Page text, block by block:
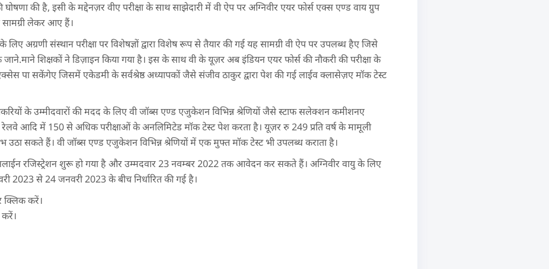
की है, इसी के मद्देनज़र वीए परीक्षा के साथ साझेदारी में वी ऐप पर अग्निवीर एयर फोर्स एक्स एण्ड वाय ग्रुप
लेकर आए हैं।
के लिए अग्रणी संस्थान परीक्षा पर विशेषज्ञों द्वारा विशेष रूप से तैयार की गई यह सामग्री वी ऐप पर उपलब्ध हैए जिसे
शिक्षकों ने डिज़ाइन किया गया है। इस के साथ वी के यूज़र अब इंडियन एयर फोर्स की नौकरी की परीक्षा के
पा सकेंगेए जिसमें एकेडमी के सर्वश्रेष्ठ अध्यापकों जैसे संजीव ठाकुर द्वारा पेश की गई लाईव क्लासेज़ए मॉक टेस्ट
के उम्मीदवारों की मदद के लिए वी जॉब्स एण्ड एजुकेशन विभिन्न श्रेणियों जैसे स्टाफ सलेक्शन कमीशनए
आदि में 150 से अधिक परीक्षाओं के अनलिमिटेड मॉक टेस्ट पेश करता है। यूज़र रु 249 प्रति वर्ष के मामूली
उठा सकते हैं। वी जॉब्स एण्ड एजुकेशन विभिन्न श्रेणियों में एक मुफ्त मॉक टेस्ट भी उपलब्ध कराता है।
रजिस्ट्रेशन शुरू हो गया है और उम्मदवार 23 नवम्बर 2022 तक आवेदन कर सकते हैं। अग्निवीर वायु के लिए
2023 से 24 जनवरी 2023 के बीच निर्धारित की गई है।
क्लिक करें।